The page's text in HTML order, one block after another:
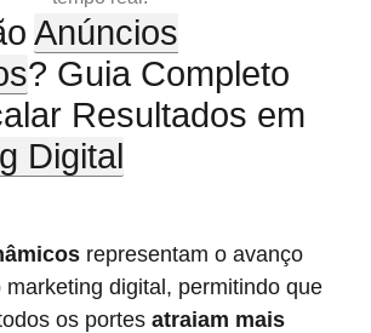
Anúncios
? Guia Completo
Resultados em
Digital
representam o avanço
marketing digital, permitindo que
os portes atraiam mais